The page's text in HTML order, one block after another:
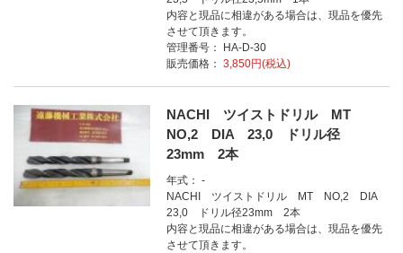
内容と現品に相違がある場合は、現品を優先
させて頂きます。
管理番号： HA-D-30
販売価格：3,850円(税込)
NACHI ツイストドリル MT
NO,2 DIA 23,0 ドリル径
23mm 2本
年式： -
NACHI ツイストドリル MT NO,2 DIA
23,0 ドリル径23mm 2本
内容と現品に相違がある場合は、現品を優先
させて頂きます。